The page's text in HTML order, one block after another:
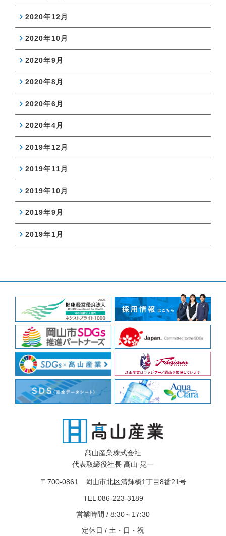
2020年12月
2020年10月
2020年9月
2020年8月
2020年6月
2020年4月
2019年12月
2019年11月
2019年10月
2019年9月
2019年1月
髙山産業株式会社
代表取締役社長 髙山 晃一
〒700-0861 岡山市北区清輝橋1丁目8番21号
TEL 086-223-3189
営業時間 / 8:30～17:30
定休日 / 土・日・祝